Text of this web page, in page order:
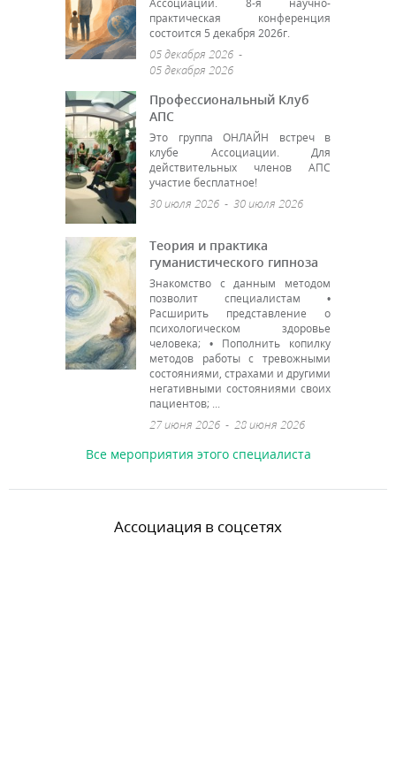
практическая конференция
состоится 5 декабря 2026г.
05 декабря 2026 -
05 декабря 2026
Профессиональный Клуб
АПС
Это группа ОНЛАЙН встреч в
клубе Ассоциации. Для
действительных членов АПС
участие бесплатное!
30 июля 2026 - 30 июля 2026
Теория и практика
гуманистического гипноза
Знакомство с данным методом
позволит специалистам •
Расширить представление о
психологическом здоровье
человека; • Пополнить копилку
методов работы с тревожными
состояниями, страхами и другими
негативными состояниями своих
пациентов; ...
27 июня 2026 - 28 июня 2026
Все мероприятия этого специалиста
Ассоциация в соцсетях